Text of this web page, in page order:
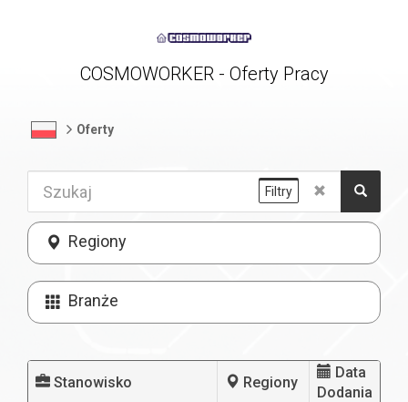
COSMOWORKER - Oferty Pracy
Oferty
Regiony
Branże
Filtry
Stanowisko Regiony
Data
Dodania